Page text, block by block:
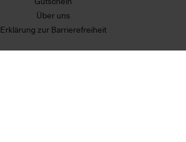
Über uns
Erklärung zur Barrierefreiheit